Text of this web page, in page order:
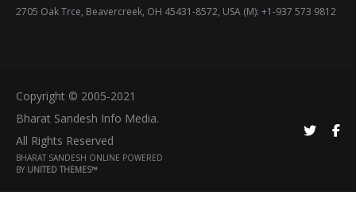
2705 Oak Trce, Beavercreek, OH 45431-8572, USA (M): +1-937 573 9812
Copyright © 2005-2021
Bharat Sandesh Info Media.
All Rights Reserved
BHARAT SANDESH ONLINE POWERED
BY UNITED THEMES™